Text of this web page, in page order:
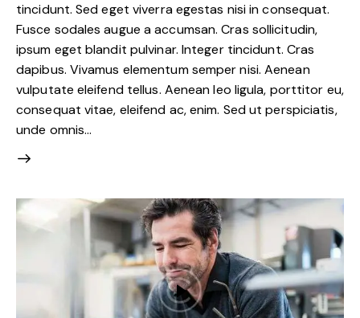
tincidunt. Sed eget viverra egestas nisi in consequat.
Fusce sodales augue a accumsan. Cras sollicitudin,
ipsum eget blandit pulvinar. Integer tincidunt. Cras
dapibus. Vivamus elementum semper nisi. Aenean
vulputate eleifend tellus. Aenean leo ligula, porttitor eu,
consequat vitae, eleifend ac, enim. Sed ut perspiciatis,
unde omnis…